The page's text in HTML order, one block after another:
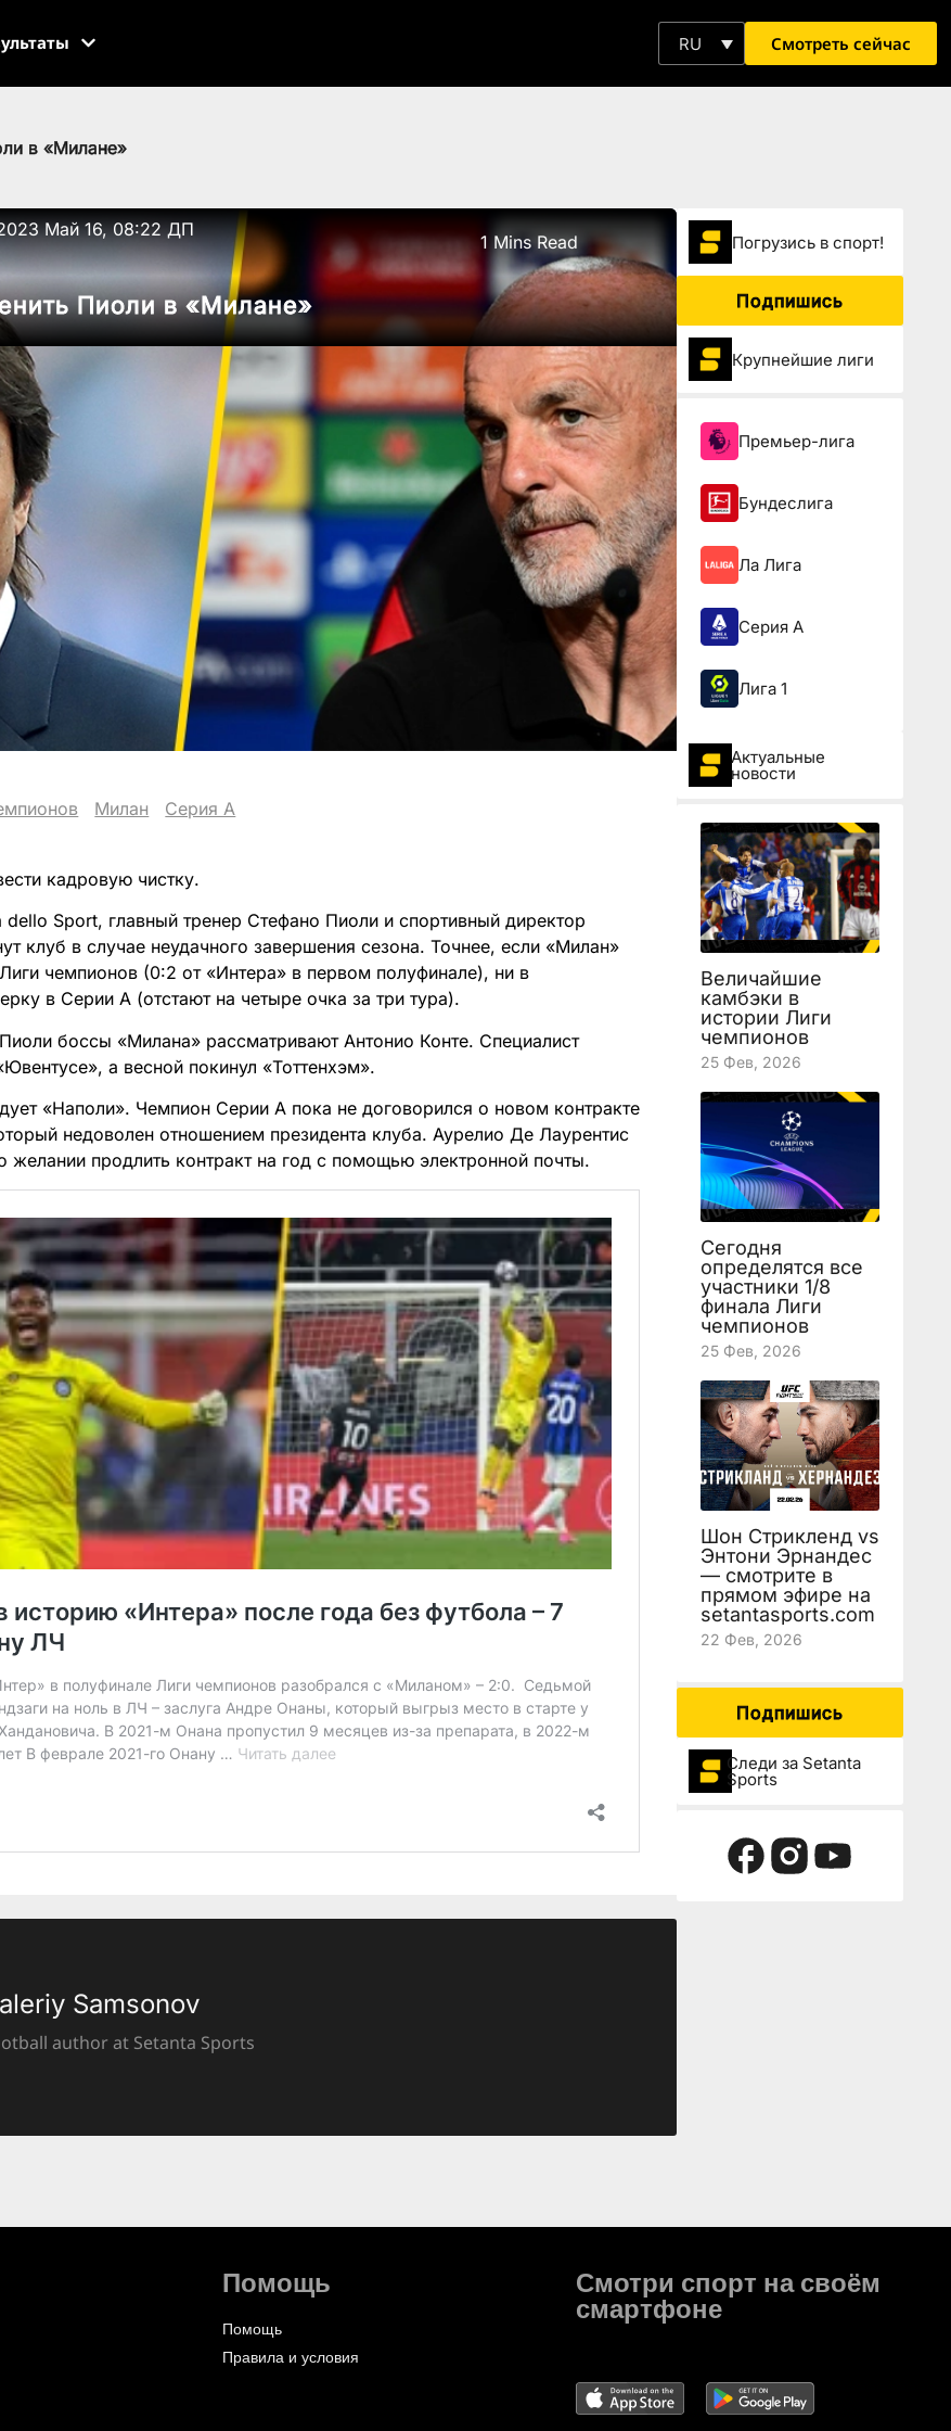
RU Смотреть сейчас
в «Милане»
Май 16, 08:22 ДП
1 Mins Read
Пиоли в «Милане»
Милан Серия А
кадровую чистку.
Sport, главный тренер Стефано Пиоли и спортивный директор
клуб в случае неудачного завершения сезона. Точнее, если «Милан»
чемпионов (0:2 от «Интера» в первом полуфинале), ни в
в Серии А (отстают на четыре очка за три тура).
боссы «Милана» рассматривают Антонио Конте. Специалист
а весной покинул «Тоттенхэм».
«Наполи». Чемпион Серии А пока не договорился о новом контракте
недоволен отношением президента клуба. Аурелио Де Лаурентис
желании продлить контракт на год с помощью электронной почты.
Samsonov
author at Setanta Sports
Погрузиcь в спорт!
Подпишись
Крупнейшие лиги
Премьер-лига
Бундеслига
Ла Лига
Серия А
Лига 1
Актуальные
новости
Величайшие
камбэки в
истории Лиги
чемпионов
25 Фев, 2026
Сегодня
определятся все
участники 1/8
финала Лиги
чемпионов
25 Фев, 2026
Шон Стрикленд vs
Энтони Эрнандес
— смотрите в
прямом эфире на
setantasports.com
22 Фев, 2026
Подпишись
Следи за Setanta
Sports
Помощь
Помощь
Правила и условия
Смотри спорт на своём
смартфоне